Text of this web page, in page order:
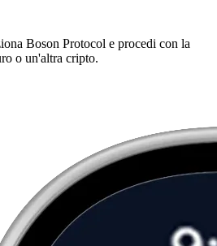
Boson Protocol e procedi con la
o un'altra cripto.